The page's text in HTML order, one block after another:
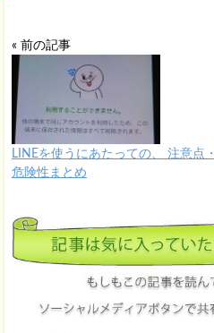
« 前の記事
LINEを使うにあたっての、 注意点・
危険性まとめ